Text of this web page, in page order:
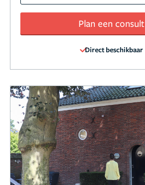
Plan een consult
Direct beschikbaar